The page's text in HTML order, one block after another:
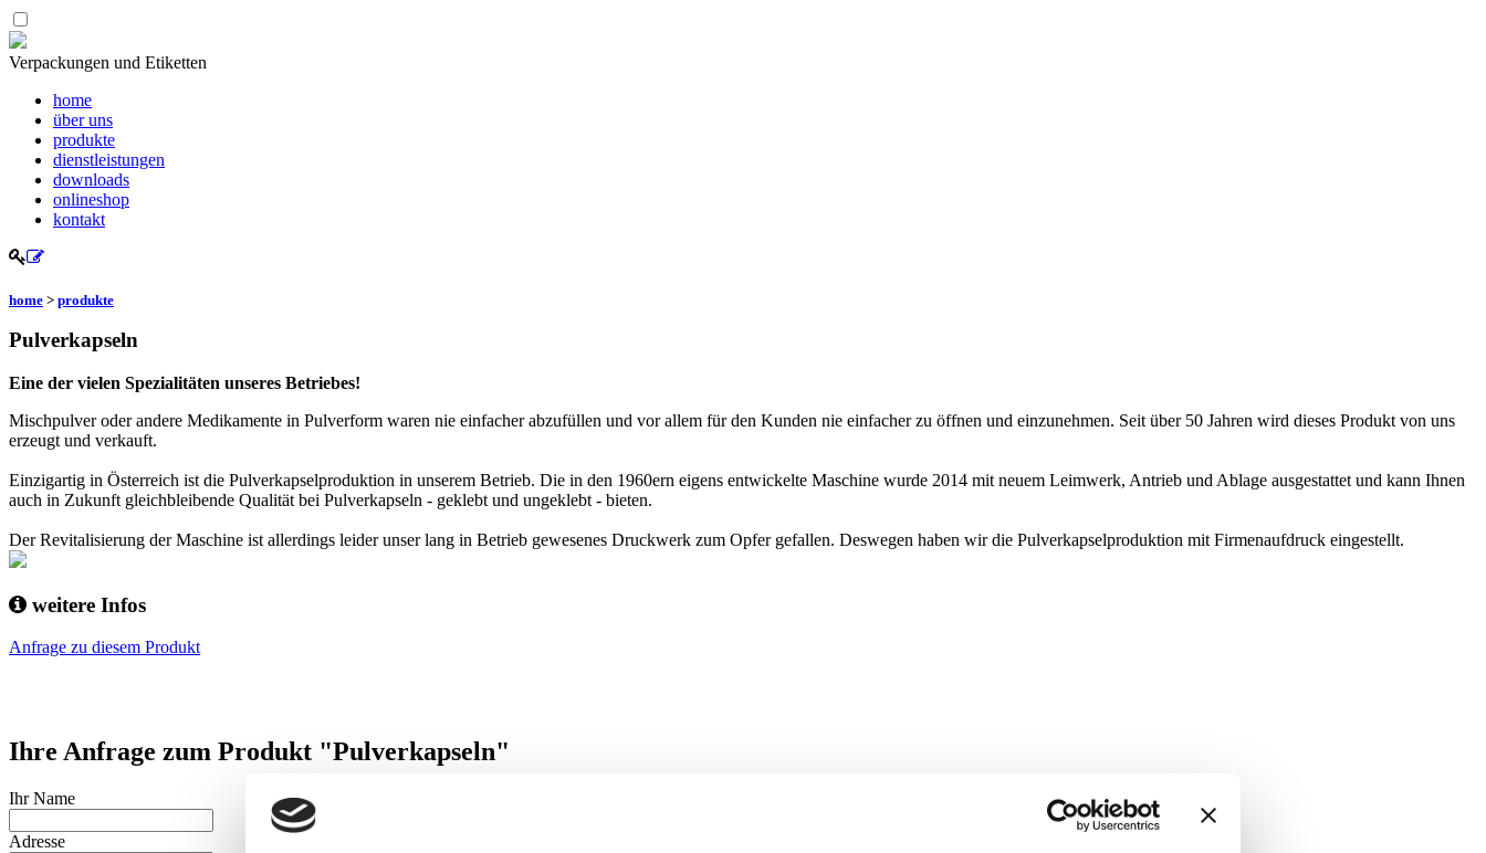
Verpackungen und Etiketten
home
über uns
produkte
dienstleistungen
downloads
onlineshop
kontakt
home > produkte
Pulverkapseln
Eine der vielen Spezialitäten unseres Betriebes!
Mischpulver oder andere Medikamente in Pulverform waren nie einfacher abzufüllen und vor allem für den Kunden nie einfacher zu öffnen und einzunehmen. Seit über 50 Jahren wird dieses Produkt von uns
erzeugt und verkauft.
Einzigartig in Österreich ist die Pulverkapselproduktion in unserem Betrieb. Die in den 1960ern eigens entwickelte Maschine wurde 2014 mit neuem Leimwerk, Antrieb und Ablage ausgestattet und kann Ihnen
auch in Zukunft gleichbleibende Qualität bei Pulverkapseln - geklebt und ungeklebt - bieten.
Der Revitalisierung der Maschine ist allerdings leider unser lang in Betrieb gewesenes Druckwerk zum Opfer gefallen. Deswegen haben wir die Pulverkapselproduktion mit Firmenaufdruck eingestellt.
weitere Infos
Anfrage zu diesem Produkt
Ihre Anfrage zum Produkt "Pulverkapseln"
Ihr Name
Adresse